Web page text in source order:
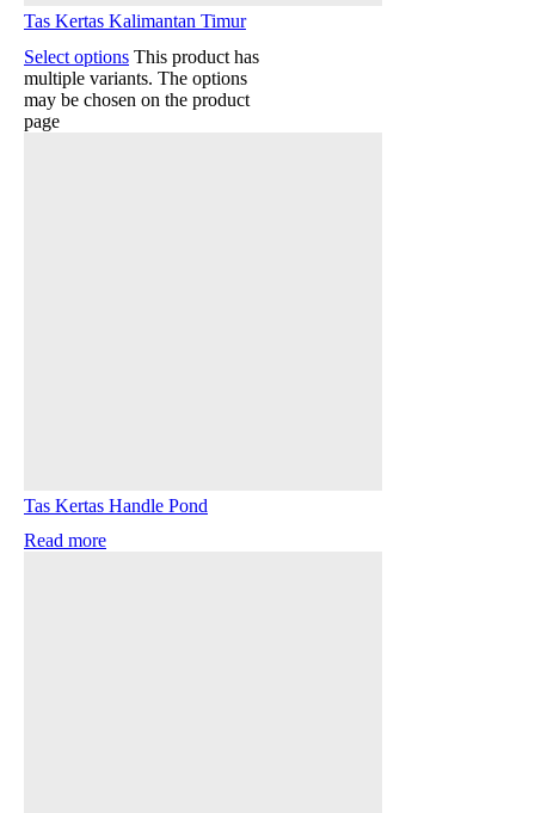
Tas Kertas Kalimantan Timur
Select options This product has
multiple variants. The options
may be chosen on the product
page
Tas Kertas Handle Pond
Read more